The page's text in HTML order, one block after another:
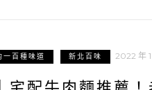
一百種味道 新北百味 2022 年